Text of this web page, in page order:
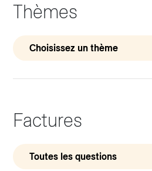
Thèmes
Factures